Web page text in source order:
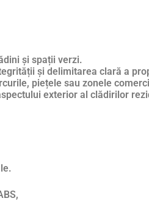
și spații verzi.
și delimitarea clară a
piețele sau zonele
exterior al clădirilor